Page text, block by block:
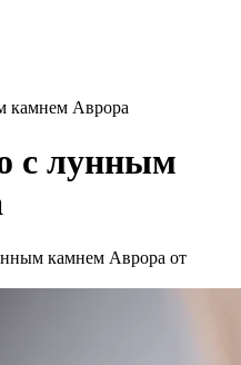
камнем Аврора
с лунным